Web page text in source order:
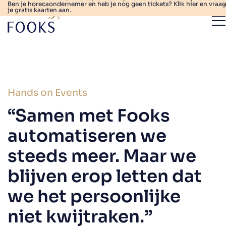
Ben je horecaondernemer en heb je nog geen tickets? Klik hier en vraag
je gratis kaarten aan.
Hands on Events
“Samen met Fooks
automatiseren we
steeds meer. Maar we
blijven erop letten dat
we het persoonlijke
niet kwijtraken.”